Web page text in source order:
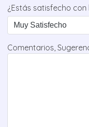
¿Estás satisfecho con
Comentarios,